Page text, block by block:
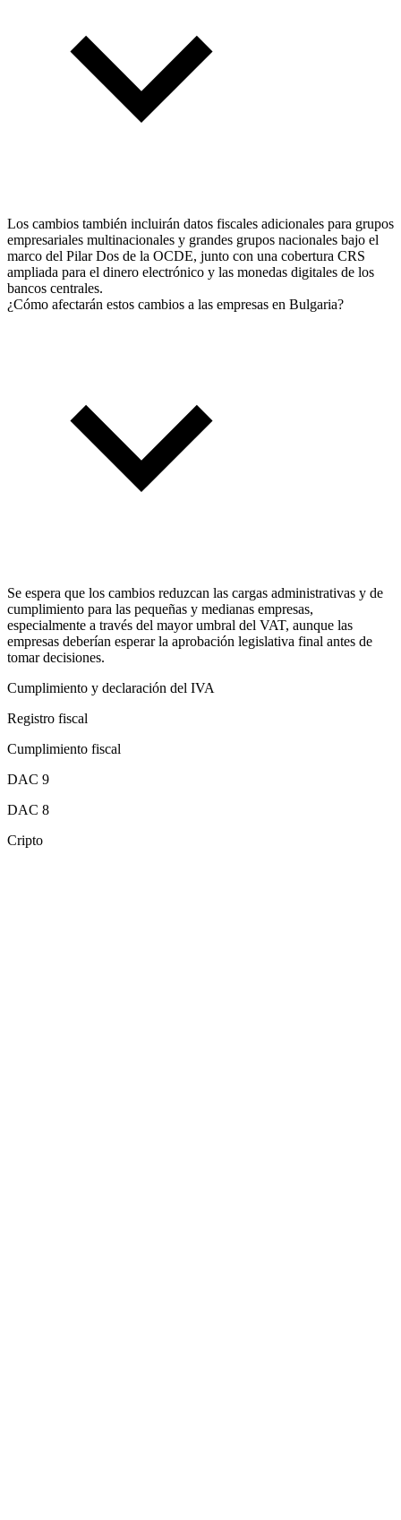
Los cambios también incluirán datos fiscales adicionales para grupos
empresariales multinacionales y grandes grupos nacionales bajo el
marco del Pilar Dos de la OCDE, junto con una cobertura CRS
ampliada para el dinero electrónico y las monedas digitales de los
bancos centrales.
¿Cómo afectarán estos cambios a las empresas en Bulgaria?
Se espera que los cambios reduzcan las cargas administrativas y de
cumplimiento para las pequeñas y medianas empresas,
especialmente a través del mayor umbral del VAT, aunque las
empresas deberían esperar la aprobación legislativa final antes de
tomar decisiones.
Cumplimiento y declaración del IVA
Registro fiscal
Cumplimiento fiscal
DAC 9
DAC 8
Cripto